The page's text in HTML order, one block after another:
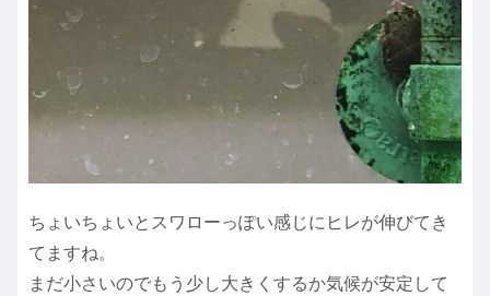
ちょいちょいとスワローっぽい感じにヒレが伸びてき
てますね。
まだ小さいのでもう少し大きくするか気候が安定して